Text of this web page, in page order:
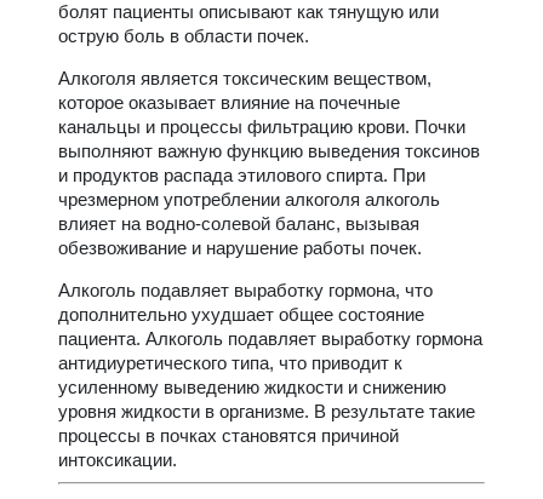
болят пациенты описывают как тянущую или
острую боль в области почек.
Алкоголя является токсическим веществом,
которое оказывает влияние на почечные
канальцы и процессы фильтрацию крови. Почки
выполняют важную функцию выведения токсинов
и продуктов распада этилового спирта. При
чрезмерном употреблении алкоголя алкоголь
влияет на водно-солевой баланс, вызывая
обезвоживание и нарушение работы почек.
Алкоголь подавляет выработку гормона, что
дополнительно ухудшает общее состояние
пациента. Алкоголь подавляет выработку гормона
антидиуретического типа, что приводит к
усиленному выведению жидкости и снижению
уровня жидкости в организме. В результате такие
процессы в почках становятся причиной
интоксикации.